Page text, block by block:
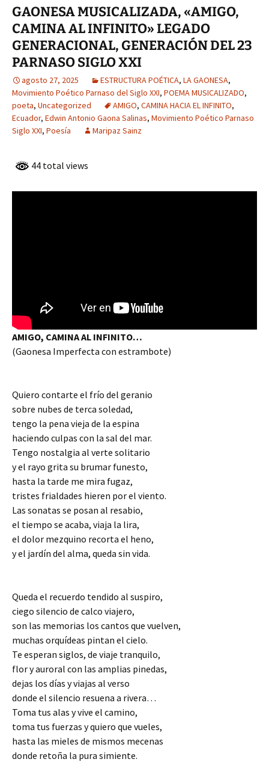
GAONESA MUSICALIZADA, «AMIGO,
CAMINA AL INFINITO» LEGADO
GENERACIONAL, GENERACIÓN DEL 23
PARNASO SIGLO XXI
agosto 27, 2025 ESTRUCTURA POÉTICA, LA GAONESA,
Movimiento Poético Parnaso del Siglo XXI, POEMA MUSICALIZADO,
poeta, Uncategorized AMIGO, CAMINA HACIA EL INFINITO,
Ecuador, Edwin Antonio Gaona Salinas, Movimiento Poético Parnaso
Siglo XXI, Poesía Maripaz Sainz
44 total views
AMIGO, CAMINA AL INFINITO…
(Gaonesa Imperfecta con estrambote)
Quiero contarte el frío del geranio
sobre nubes de terca soledad,
tengo la pena vieja de la espina
haciendo culpas con la sal del mar.
Tengo nostalgia al verte solitario
y el rayo grita su brumar funesto,
hasta la tarde me mira fugaz,
tristes frialdades hieren por el viento.
Las sonatas se posan al resabio,
el tiempo se acaba, viaja la lira,
el dolor mezquino recorta el heno,
y el jardín del alma, queda sin vida.
Queda el recuerdo tendido al suspiro,
ciego silencio de calco viajero,
son las memorias los cantos que vuelven,
muchas orquídeas pintan el cielo.
Te esperan siglos, de viaje tranquilo,
flor y auroral con las amplias pinedas,
dejas los días y viajas al verso
donde el silencio resuena a rivera…
Toma tus alas y vive el camino,
toma tus fuerzas y quiero que vueles,
hasta las mieles de mismos mecenas
donde retoña la pura simiente.